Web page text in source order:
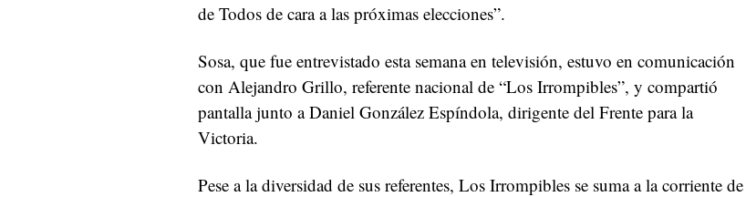
de Todos de cara a las próximas elecciones”.
Sosa, que fue entrevistado esta semana en televisión, estuvo en comunicación
con Alejandro Grillo, referente nacional de “Los Irrompibles”, y compartió
pantalla junto a Daniel González Espíndola, dirigente del Frente para la
Victoria.
Pese a la diversidad de sus referentes, Los Irrompibles se suma a la corriente de